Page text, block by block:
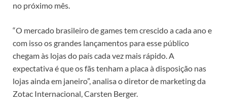
no próximo mês.
“O mercado brasileiro de games tem crescido a cada ano e
com isso os grandes lançamentos para esse público
chegam às lojas do país cada vez mais rápido. A
expectativa é que os fãs tenham a placa à disposição nas
lojas ainda em janeiro”, analisa o diretor de marketing da
Zotac Internacional, Carsten Berger.